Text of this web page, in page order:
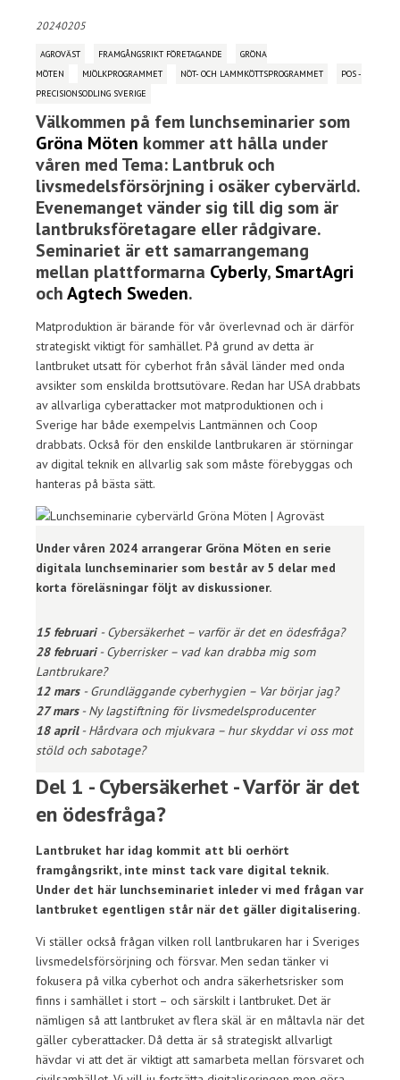
20240205
AGROVÄST FRAMGÅNGSRIKT FÖRETAGANDE
GRÖNA
MÖTEN
MJÖLKPROGRAMMET NÖT- OCH LAMMKÖTTSPROGRAMMET
POS -
PRECISIONSODLING SVERIGE
Välkommen på fem lunchseminarier som
Gröna Möten kommer att hålla under
våren med Tema: Lantbruk och
livsmedelsförsörjning i osäker cybervärld.
Evenemanget vänder sig till dig som är
lantbruksföretagare eller rådgivare.
Seminariet är ett samarrangemang
mellan plattformarna Cyberly, SmartAgri
ochAgtech Sweden.
Matproduktion är bärande för vår överlevnad och är därför
strategiskt viktigt för samhället. På grund av detta är
lantbruket utsatt för cyberhot från såväl länder med onda
avsikter som enskilda brottsutövare. Redan har USA drabbats
av allvarliga cyberattacker mot matproduktionen och i
Sverige har både exempelvis Lantmännen och Coop
drabbats. Också för den enskilde lantbrukaren är störningar
av digital teknik en allvarlig sak som måste förebyggas och
hanteras på bästa sätt.
Under våren 2024 arrangerar Gröna Möten en serie
digitala lunchseminarier som består av 5 delar med
korta föreläsningar följt av diskussioner.
15 februari - Cybersäkerhet – varför är det en ödesfråga?
28 februari- Cyberrisker – vad kan drabba mig som
Lantbrukare?
12 mars - Grundläggande cyberhygien – Var börjar jag?
27 mars- Ny lagstiftning för livsmedelsproducenter
18 april- Hårdvara och mjukvara – hur skyddar vi oss mot
stöld och sabotage?
Del 1 - Cybersäkerhet - Varför är det
en ödesfråga?
Lantbruket har idag kommit att bli oerhört
framgångsrikt, inte minst tack vare digital teknik.
Under det här lunchseminariet inleder vi med frågan var
lantbruket egentligen står när det gäller digitalisering.
Vi ställer också frågan vilken roll lantbrukaren har i Sveriges
livsmedelsförsörjning och försvar. Men sedan tänker vi
fokusera på vilka cyberhot och andra säkerhetsrisker som
finns i samhället i stort – och särskilt i lantbruket. Det är
nämligen så att lantbruket av flera skäl är en måltavla när det
gäller cyberattacker. Då detta är så strategiskt allvarligt
hävdar vi att det är viktigt att samarbeta mellan försvaret och